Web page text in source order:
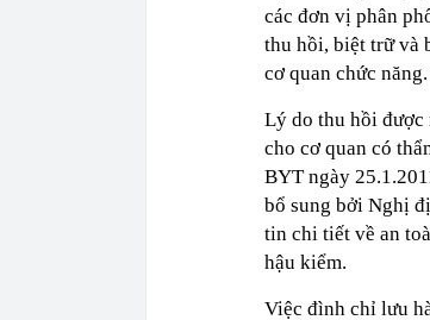
các đơn vị phân
thu hồi, biệt trữ và
cơ quan chức
Lý do thu hồi được
cho cơ quan có
BYT ngày
bổ sung bởi Nghị
tin chi tiết về an
hậu kiểm.
Việc đình chỉ lưu